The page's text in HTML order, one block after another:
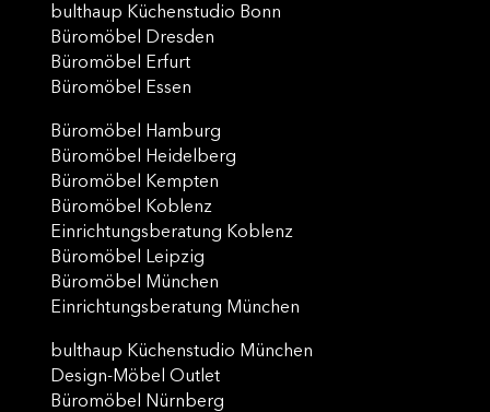
bulthaup Küchenstudio Bonn
Büromöbel Dresden
Büromöbel Erfurt
Büromöbel Essen
Büromöbel Hamburg
Büromöbel Heidelberg
Büromöbel Kempten
Büromöbel Koblenz
Einrichtungsberatung Koblenz
Büromöbel Leipzig
Büromöbel München
Einrichtungsberatung München
bulthaup Küchenstudio München
Design-Möbel Outlet
Büromöbel Nürnberg